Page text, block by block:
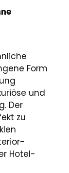
Form
und
Der
zu
Hotel-